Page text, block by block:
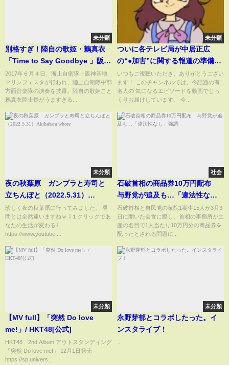
未分類
別格すぎ！陸自の歌姫・鶫真衣
「Time to Say Goodbye 」阪神
基地マリンフェスタ2017
2017年６月４日、海上自衛隊・阪神基地
マリンフェスタが行われ、陸上自衛隊中部
方面音楽隊の演奏を披露。陸自の歌姫こと
鶫真衣陸士長がうますぎる...
未分類
ついに各テレビ局が中居正広
の“●加害”に関する報道の準備開
始…完全にテレビ局に手の平返
しを喰らい芸能界引退へ…被害
者女性を守秘義務違反で訴える
いつもご視聴いただき、ありがとうござい
ます！ このチャンネルでは、今話題の有
名人の 気になるエピソードを動画でじっ
くりお届けしています。 今...
未分類
夜の秋葉原 ガンプラと寿司と
立ちんぼと（2022.5.31）
Akihabara whore
珍しく夜の秋葉原に行ってみました。 昼
間とは全然違いますねｗ ⇩１クリックであ
なたの生活が変わる⇩
https://www.youtube....
社会
石破首相の商品券10万円配布
与野党が追及も…「違法性な
し」強調
石破首相と自民党の衆院1期生15人が3月3
日に開いた会食に際し、首相の事務所が土
産の名目で1人当たり10万円分の商品券を
配ったとされる問題に...
未分類
【MV full】「突然 Do love
me!」/ HKT48[公式]
HKT48 2nd Album アウトスタンディング
「突然 Do love me!」 12月1日発売
https://sp.univers...
未分類
永野芽郁とコラボしたった。イ
ンスタライブ！